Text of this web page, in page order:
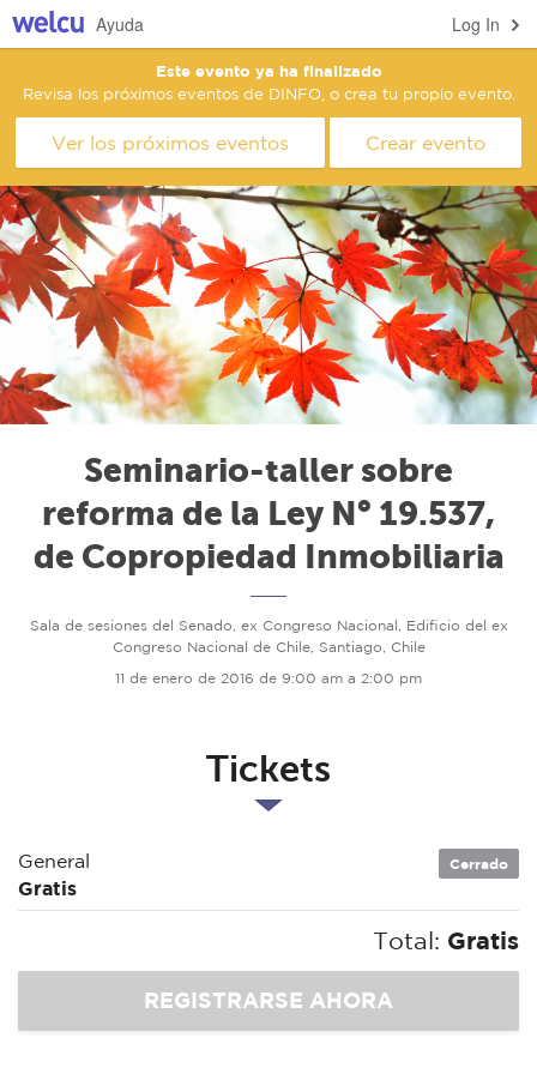
Log In
Ayuda
Este evento ya ha finalizado
Revisa los próximos eventos de DINFO, o crea tu propio evento.
Ver los próximos eventos Crear evento
Seminario-taller sobre
reforma de la Ley N° 19.537,
de Copropiedad Inmobiliaria
Sala de sesiones del Senado, ex Congreso Nacional, Edificio del ex
Congreso Nacional de Chile, Santiago, Chile
11 de enero de 2016 de 9:00 am a 2:00 pm
Tickets
General
Gratis
Cerrado
Total: Gratis